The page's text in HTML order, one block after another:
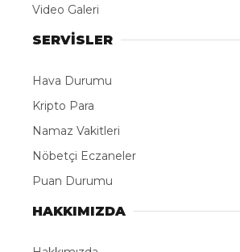
Video Galeri
SERVİSLER
Hava Durumu
Kripto Para
Namaz Vakitleri
Nöbetçi Eczaneler
Puan Durumu
HAKKIMIZDA